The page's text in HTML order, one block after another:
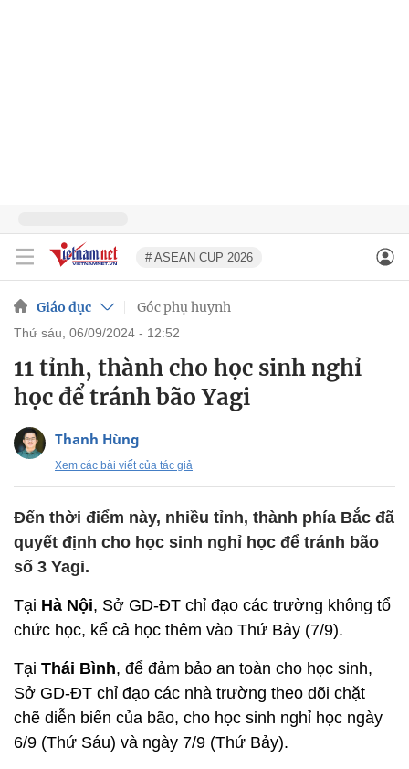
# ASEAN CUP 2026
Giáo dục Góc phụ huynh
thứ sáu, 06/09/2024 - 12:52
11 tỉnh, thành cho học sinh nghỉ
học để tránh bão Yagi
Thanh Hùng
Xem các bài viết của tác giả
Đến thời điểm này, nhiều tỉnh, thành phía Bắc đã
quyết định cho học sinh nghỉ học để tránh bão
số 3 Yagi.
Tại Hà Nội, Sở GD-ĐT chỉ đạo các trường không tổ
chức học, kể cả học thêm vào Thứ Bảy (7/9).
Tại Thái Bình, để đảm bảo an toàn cho học sinh,
Sở GD-ĐT chỉ đạo các nhà trường theo dõi chặt
chẽ diễn biến của bão, cho học sinh nghỉ học ngày
6/9 (Thứ Sáu) và ngày 7/9 (Thứ Bảy).